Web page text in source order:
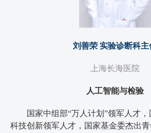
刘善荣 实验诊断科主
上海长海医院
人工智能与检验
国家中组部“万人计划”领军人才
科技创新领军人才，国家基金委杰出